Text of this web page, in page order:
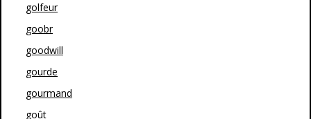
golfeur
goobr
goodwill
gourde
gourmand
goût